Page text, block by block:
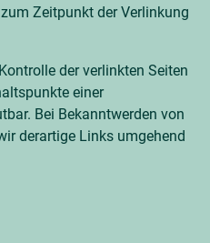
Zeitpunkt der Verlinkung
der verlinkten Seiten
einer
Bei Bekanntwerden von
derartige Links umgehend